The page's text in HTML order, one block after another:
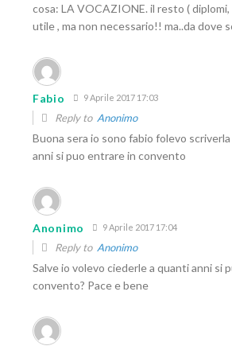
cosa: LA VOCAZIONE. il resto (
utile , ma non necessario!! ma..da dove
Fabio 9 Aprile 2017 17:03
Reply to Anonimo
Buona sera io sono fabio folevo
anni si puo entrare in convento
Anonimo 9 Aprile 2017 17:04
Reply to Anonimo
Salve io volevo ciederle a quanti anni si
convento? Pace e bene